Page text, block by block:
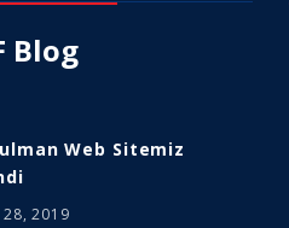
Blog
Web Sitemiz
28, 2019